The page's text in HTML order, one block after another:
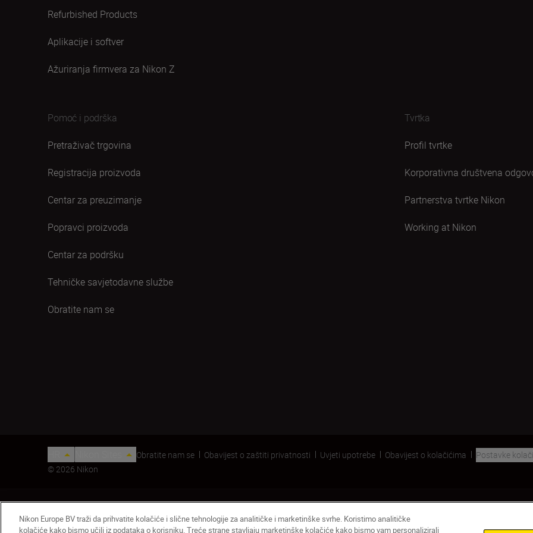
Refurbished Products
Aplikacije i softver
Ažuriranja firmvera za Nikon Z
Pomoć i podrška
Pretraživač trgovina
Registracija proizvoda
Centar za preuzimanje
Popravci proizvoda
Centar za podršku
Tehničke savjetodavne službe
Obratite nam se
Tvrtka
Profil tvrtke
Korporativna društvena
Partnerstva tvrtke Nikon
Working at Nikon
Obratite nam se Obavijest o zaštiti privatnosti Uvjeti upotrebe Obavijest o kolačićima
Postavke
© 2026 Nikon
Nikon Europe BV traži da prihvatite kolačiće i slične tehnologije za analitičke i marketinške svrhe. Koristimo analitičke
kolačiće kako bismo učili iz podataka o korisniku. Treće strane stavljaju marketinške kolačiće kako bismo vam personalizirali